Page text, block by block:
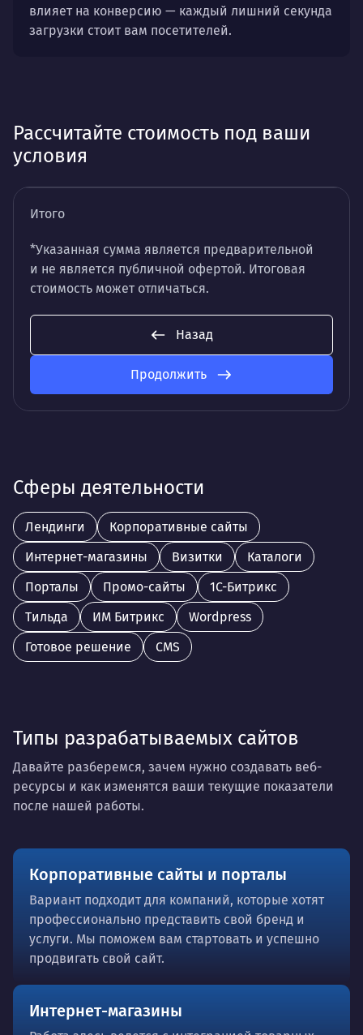
влияет на конверсию — каждый лишний секунда
загрузки стоит вам посетителей.
Рассчитайте стоимость под ваши
условия
Итого
*Указанная сумма является предварительной
и не является публичной офертой. Итоговая
стоимость может отличаться.
Назад
Продолжить
Сферы деятельности
Лендинги
Корпоративные сайты
Интернет-магазины
Визитки
Каталоги
Порталы
Промо-сайты
1С-Битрикс
Тильда
ИМ Битрикс
Wordpress
Готовое решение
CMS
Типы разрабатываемых сайтов
Давайте разберемся, зачем нужно создавать веб-
ресурсы и как изменятся ваши текущие показатели
после нашей работы.
Корпоративные сайты и порталы
Вариант подходит для компаний, которые хотят
профессионально представить свой бренд и
услуги. Мы поможем вам стартовать и успешно
продвигать свой сайт.
Интернет-магазины